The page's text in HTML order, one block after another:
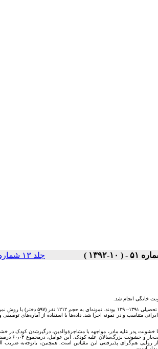
جلد ۱۳ شماره ۵۱ صفحات ۱۸۷-۱۶۷
خانگی انجام شد.
روش: جامعۀ آماری تحقیق، همۀ دانش‌آموزان
آن با فرهنگ ایرانی متناسب و در نمونه اجرا شد. داده‌ها با استفاده از
پدر علیه مادر، مواجهه با مشاجرۀ‌والدین، درگیرشدن کودک در
عوامل خطرزای